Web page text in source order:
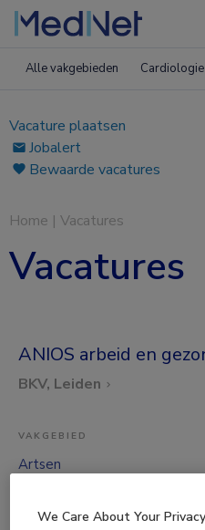
Alle vakgebieden Cardiologie
Vacature plaatsen
Jobalert
Bewaarde vacatures
Home | Vacatures
Vacatures
ANIOS arbeid en
BKV, Leiden
VAKGEBIED
Artsen
ANIOS
We Care About Your Privacy